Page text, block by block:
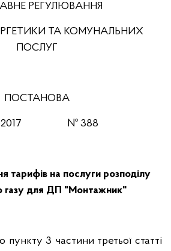
РЕГУЛЮВАННЯ
ТА КОМУНАЛЬНИХ
ПОСЛУГ
ПОСТАНОВА
7 № 388
тарифів на послуги розподілу
газу для ДП "Монтажник"
пункту 3 частини третьої статті